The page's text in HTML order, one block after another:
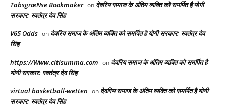
TabsgræNse Bookmaker on देवरिय समाज के अंतिम व्यक्ति को समर्पित है योगी
सरकार: स्वतंत्र देव सिंह
V65 Odds on देवरिय समाज के अंतिम व्यक्ति को समर्पित है योगी सरकार: स्वतंत्र देव
सिंह
https://Www.citisumma.com on देवरिय समाज के अंतिम व्यक्ति को समर्पित है
योगी सरकार: स्वतंत्र देव सिंह
virtual basketball-wetten on देवरिय समाज के अंतिम व्यक्ति को समर्पित है योगी
सरकार: स्वतंत्र देव सिंह